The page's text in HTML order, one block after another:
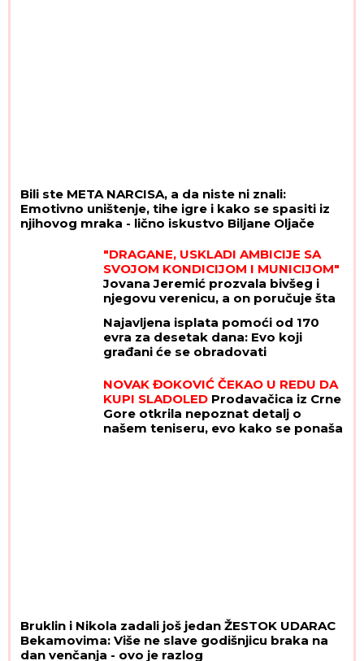
Bili ste META NARCISA, a da niste ni znali:
Emotivno uništenje, tihe igre i kako se spasiti iz
njihovog mraka - lično iskustvo Biljane Oljače
"DRAGANE, USKLADI AMBICIJE SA
SVOJOM KONDICIJOM I MUNICIJOM"
Jovana Jeremić prozvala bivšeg i
njegovu verenicu, a on poručuje šta
istina"
Najavljena isplata pomoći od 170
evra za desetak dana: Evo koji
građani će se obradovati
NOVAK ĐOKOVIĆ ČEKAO U REDU DA
KUPI SLADOLED Prodavačica iz Crne
Gore otkrila nepoznat detalj o
našem teniseru, evo kako se ponaša
Bruklin i Nikola zadali još jedan ŽESTOK UDARAC
Bekamovima: Više ne slave godišnjicu braka na
dan venčanja - ovo je razlog